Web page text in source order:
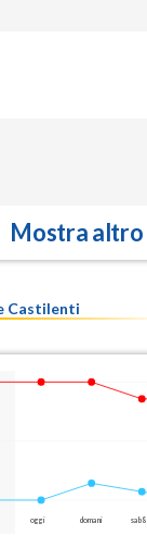
Mostra altro
Castilenti
oggi domani sab 8